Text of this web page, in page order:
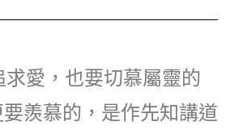
求愛，也要切慕屬靈的
羨慕的，是作先知講道